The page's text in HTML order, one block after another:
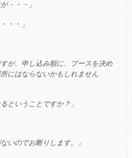
・・・」
・・」
が、申し込み順に、ブースを決め
にはならないかもしれません
ということですか？」
いのでお断りします。」